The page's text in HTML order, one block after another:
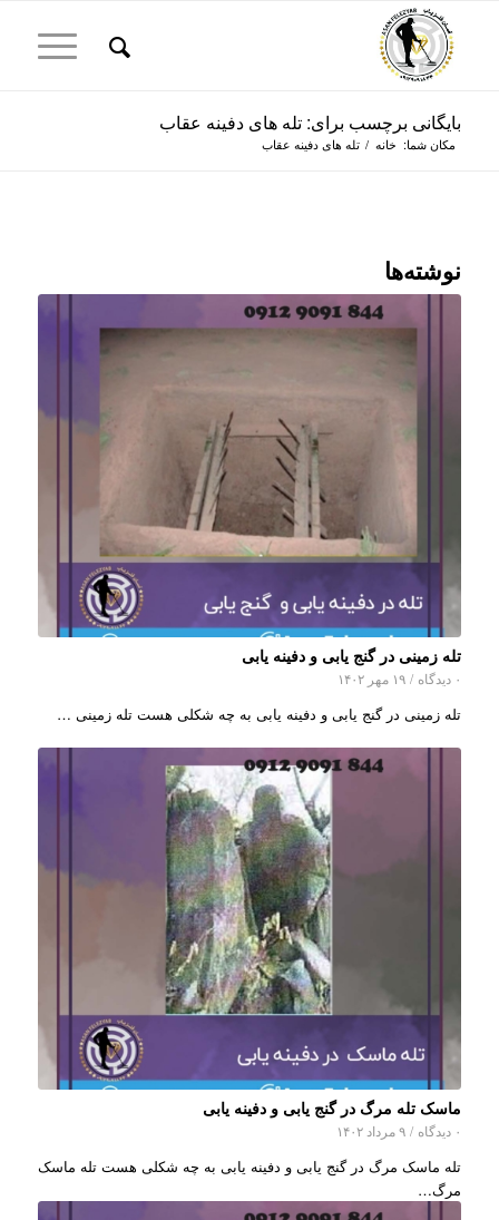
بایگانی برچسب برای: تله های دفینه عقاب
مکان شما: خانه / تله های دفینه عقاب
نوشته‌ها
تله زمینی در گنج یابی و دفینه یابی
۰ دیدگاه / ۱۹ مهر ۱۴۰۲
تله زمینی در گنج یابی و دفینه یابی به چه شکلی هست تله زمینی …
ماسک تله مرگ در گنج یابی و دفینه یابی
۰ دیدگاه / ۹ مرداد ۱۴۰۲
تله ماسک مرگ در گنج یابی و دفینه یابی به چه شکلی هست تله ماسک
مرگ…